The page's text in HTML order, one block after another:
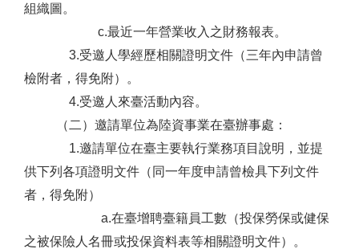
組織圖。
c.最近一年營業收入之財務報表。
3.受邀人學經歷相關證明文件（三年內申請曾
檢附者，得免附）。
4.受邀人來臺活動內容。
（二）邀請單位為陸資事業在臺辦事處：
1.邀請單位在臺主要執行業務項目說明，並提
供下列各項證明文件（同一年度申請曾檢具下列文件
者，得免附）
a.在臺增聘臺籍員工數（投保勞保或健保
之被保險人名冊或投保資料表等相關證明文件）。